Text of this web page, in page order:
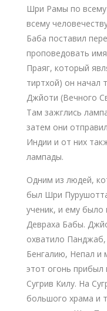
Шри Рамы по всему
всему
Баба поставил
проповедовать
Праяг, который
тиртхой) он начал
Джйоти (Вечного
Там зажглись
затем они
Индии и от них
лампады.
Одним из людей,
был Шри
ученик, и ему
Девраха Бабы.
охватило
Бенгалию, Непал и
этот огонь прибыл
Сугрив Килу. На
большого храма и